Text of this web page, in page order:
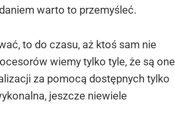
warto to przemyśleć.
to do czasu, aż ktoś sam nie
wiemy tylko tyle, że są one
za pomocą dostępnych tylko
jeszcze niewiele